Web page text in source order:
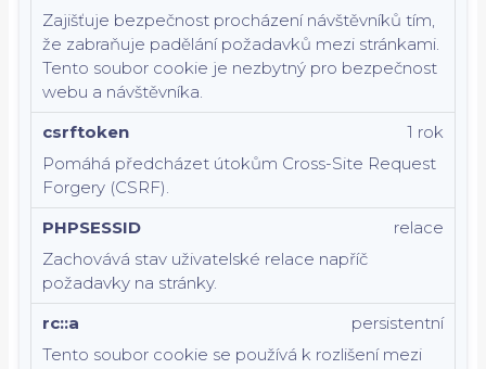
Zajišťuje bezpečnost procházení návštěvníků tím,
že zabraňuje padělání požadavků mezi stránkami.
Tento soubor cookie je nezbytný pro bezpečnost
webu a návštěvníka.
csrftoken
Pomáhá předcházet útokům Cross-Site Request
Forgery (CSRF).
1 rok
PHPSESSID
Zachovává stav uživatelské relace napříč
požadavky na stránky.
relace
rc::a
Tento soubor cookie se používá k rozlišení mezi
persistentní